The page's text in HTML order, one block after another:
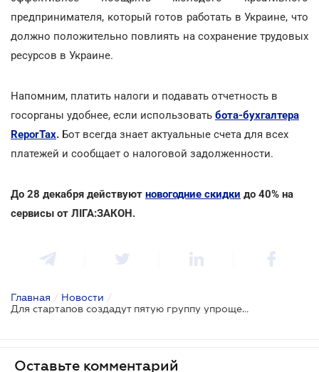
предпринимателя, который готов работать в Украине, что
должно положительно повлиять на сохранение трудовых
ресурсов в Украине.
Напомним, платить налоги и подавать отчетность в
госорганы удобнее, если использовать бота-бухгалтера
ReporTax. Бот всегда знает актуальные счета для всех
платежей и сообщает о налоговой задолженности.
До 28 декабря действуют новогодние скидки до 40% на
сервисы от ЛІГА:ЗАКОН.
Главная / Новости /
Для стартапов создадут пятую группу упрощенцев и установят льготный период
Оставьте комментарий